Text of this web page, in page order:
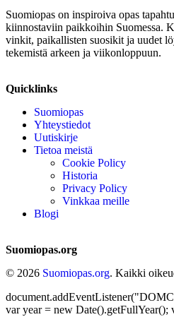
Suomiopas on inspiroiva opas
kiinnostaviin paikkoihin Suomessa.
vinkit, paikallisten suosikit ja uudet
tekemistä arkeen ja viikonloppuun.
Quicklinks
Suomiopas
Yhteystiedot
Uutiskirje
Tietoa meistä
Cookie Policy
Historia
Privacy Policy
Vinkkaa meille
Blogi
Suomiopas.org
© 2026 Suomiopas.org. Kaikki
var year = new Date().getFullYear();